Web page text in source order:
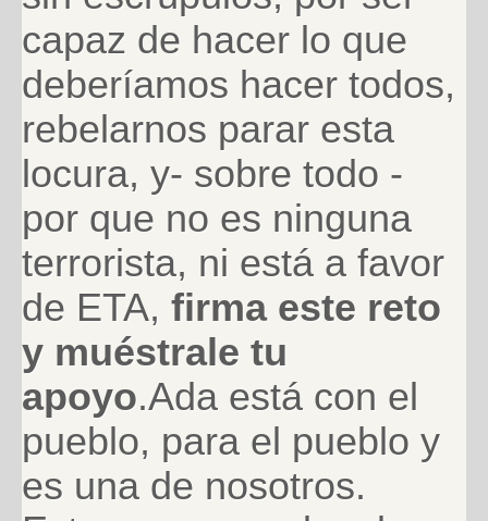
capaz de hacer lo que
deberíamos hacer todos,
rebelarnos parar esta
locura, y- sobre todo -
por que no es ninguna
terrorista, ni está a favor
de ETA, firma este reto
y muéstrale tu
apoyo.Ada está con el
pueblo, para el pueblo y
es una de nosotros.